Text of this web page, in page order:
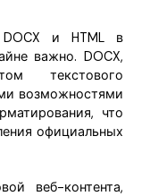
DOCX и HTML в
важно. DOCX,
текстового
возможностями
что
официальных
веб-контента,